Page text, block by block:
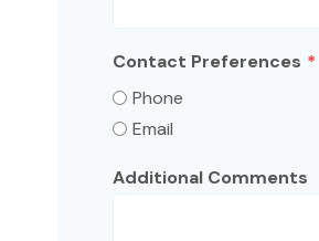
Contact Preferences *
Phone
Email
Additional Comments